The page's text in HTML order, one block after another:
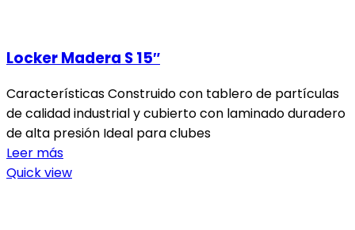
Locker Madera S 15″
Características Construido con tablero de partículas
de calidad industrial y cubierto con laminado duradero
de alta presión Ideal para clubes
Leer más
Quick view